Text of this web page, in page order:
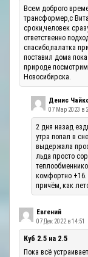
Всем доброго
трансформер,с
сроки,человек
ответственно
спасибо,палатка
поставил дома
природе посмотрим
Новосибирска.
Денис
07 Мар 2023 в
2 дня назад
утра попал в
выдержала
льда просто
комфортно +16.
причём, как
Евгений
07 Дек 2022 в 14:51
Куб 2.5 на 2.5
Пока всё